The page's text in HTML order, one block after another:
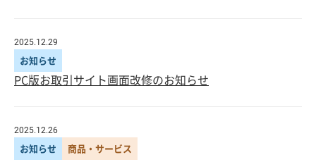
2025.12.29
お知らせ
PC版お取引サイト画面改修のお知らせ
2025.12.26
お知らせ 商品・サービス